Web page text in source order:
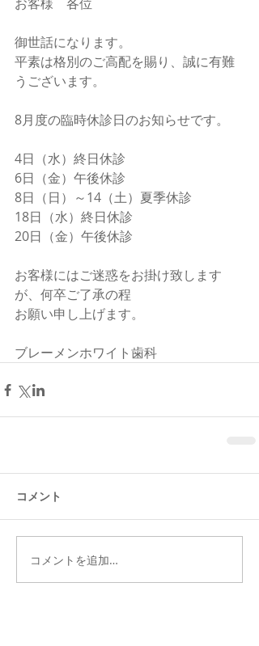
御世話になります。
平素は格別のご高配を賜り、誠に有難
うございます。
8月度の臨時休診日のお知らせです。
4日（水）終日休診
6日（金）午後休診
8日（日）～14（土）夏季休診
18日（水）終日休診
20日（金）午後休診
お客様にはご迷惑をお掛け致します
が、何卒ご了承の程
お願い申し上げます。
ブレーメンホワイト歯科
コメント
コメントを追加…